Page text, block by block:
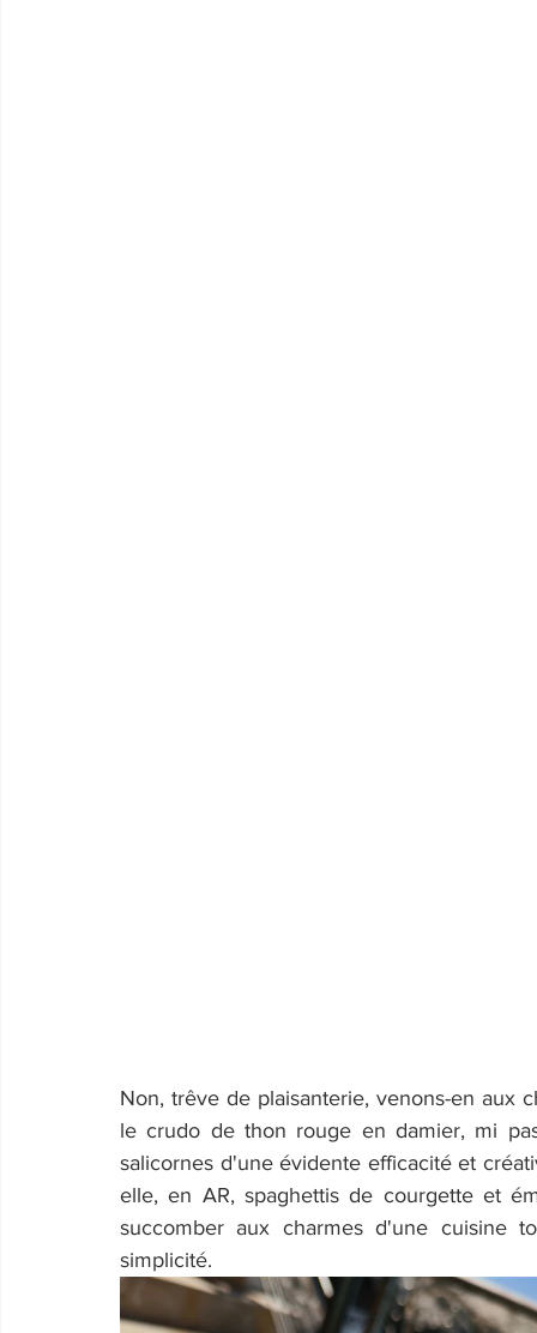
Non, trêve de plaisanterie, venons-en aux
le crudo de thon rouge en damier, mi
salicornes d'une évidente efficacité et
elle, en AR, spaghettis de courgette et
succomber aux charmes d'une cuisine
simplicité.